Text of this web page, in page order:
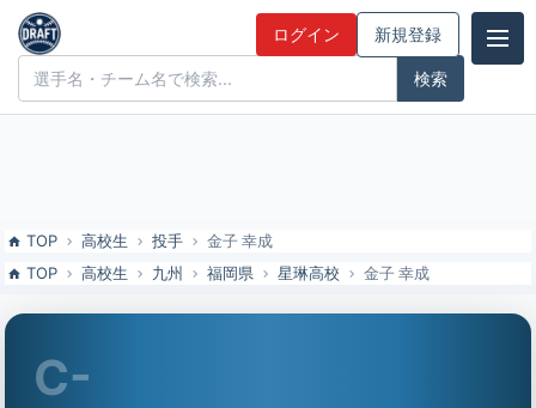
金子 幸成（星琳高校）の特徴とドラフト評価 | ドラフト候補とみんな
の評価
ドラフト候補とみんなの評価 ログイン 新規登録
TOP 高校生 投手
金子 幸成
TOP
高校生 九州 福岡県 星琳高校 金子 幸成
C-